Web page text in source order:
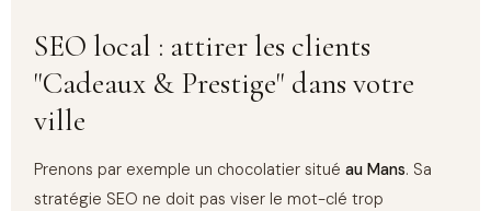
SEO local : attirer les clients
"Cadeaux & Prestige" dans votre
ville
Prenons par exemple un chocolatier situéau Mans. Sa
stratégie SEO ne doit pas viser le mot-clé trop